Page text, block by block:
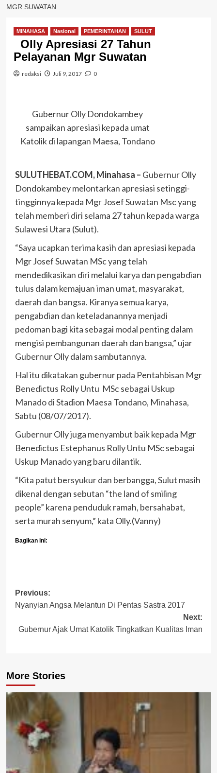
MGR SUWATAN
MINAHASA Nasional PEMERINTAHAN SULUT
Olly Apresiasi 27 Tahun
Pelayanan Mgr Suwatan
redaksi Juli 9, 2017 0
Gubernur Olly Dondokambey
sampaikan apresiasi kepada umat
Katolik di lapangan Maesa, Tondano
SULUTHEBAT.COM, Minahasa – Gubernur Olly
Dondokambey melontarkan apresiasi setinggi-
tingginnya kepada Mgr Josef Suwatan Msc yang
telah memberi diri selama 27 tahun kepada warga
Sulawesi Utara (Sulut).
“Saya ucapkan terima kasih dan apresiasi kepada
Mgr Josef Suwatan MSc yang telah
mendedikasikan diri melalui karya dan pengabdian
tulus dalam kemajuan iman umat, masyarakat,
daerah dan bangsa. Kiranya semua karya,
pengabdian dan keteladanannya menjadi
pedoman bagi kita sebagai modal penting dalam
mengisi pembangunan daerah dan bangsa,” ujar
Gubernur Olly dalam sambutannya.
Hal itu dikatakan gubernur pada Pentahbisan Mgr
Benedictus Rolly Untu MSc sebagai Uskup
Manado di Stadion Maesa Tondano, Minahasa,
Sabtu (08/07/2017).
Gubernur Olly juga menyambut baik kepada Mgr
Benedictus Estephanus Rolly Untu MSc sebagai
Uskup Manado yang baru dilantik.
“Kita patut bersyukur dan berbangga, Sulut masih
dikenal dengan sebutan “the land of smiling
people” karena penduduk ramah, bersahabat,
serta murah senyum,” kata Olly.(Vanny)
Bagikan ini:
Post
navigation
Previous:
Nyanyian Angsa Melantun Di Pentas Sastra 2017
Next:
Gubernur Ajak Umat Katolik Tingkatkan Kualitas Iman
More Stories